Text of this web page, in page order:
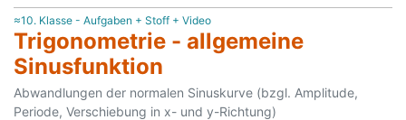
≈10. Klasse - Aufgaben + Stoff + Video
Trigonometrie - allgemeine
Sinusfunktion
Abwandlungen der normalen Sinuskurve (bzgl. Amplitude,
Periode, Verschiebung in x- und y-Richtung)